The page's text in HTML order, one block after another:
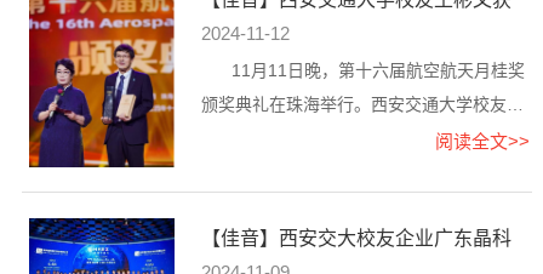
任教育部教育发展研究中心主任、职业教育
与成人教育司司长、财务司司长
航空航天月桂奖
2024-11-12
11月11日晚，第十六届航空航天月桂奖
颁奖典礼在珠海举行。西安交通大学校友王
彬文被授予“技术先锋奖”。 王彬文，2016—
空工业集团首席技术专家、强度与结构完整
阅读全文>>
【佳音】西安交大校友企业广东晶科
电子股份有限公司在香港联合交易所